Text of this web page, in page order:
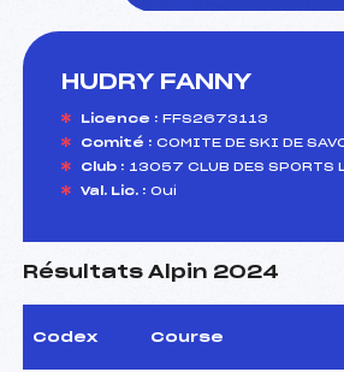
HUDRY FANNY
Licence : FFS2673113
Comité : COMITE DE SKI DE
Club : 13057 CLUB DES SPORTS
Val. Lic. : Oui
Résultats Alpin 2024
Codex Course